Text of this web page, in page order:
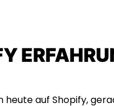
auf Shopify,